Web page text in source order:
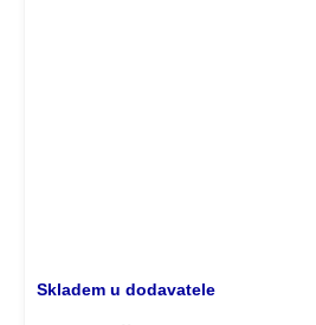
Skladem u dodavatele